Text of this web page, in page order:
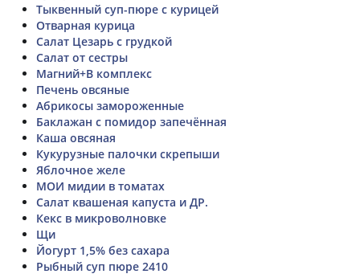
Тыквенный суп-пюре с курицей
Отварная курица
Салат Цезарь с грудкой
Салат от сестры
Магний+В комплекс
Печень овсяные
Абрикосы замороженные
Баклажан с помидор запечённая
Каша овсяная
Кукурузные палочки скрепыши
Яблочное желе
МОИ мидии в томатах
Салат квашеная капуста и ДР.
Кекс в микроволновке
Щи
Йогурт 1,5% без сахара
Рыбный суп пюре 2410